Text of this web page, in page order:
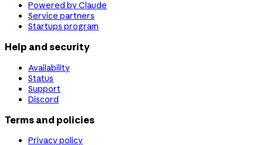
Powered by Claude
Service partners
Startups program
Help and security
Availability
Status
Support
Discord
Terms and policies
Privacy policy